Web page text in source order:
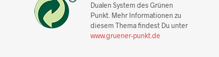
Dualen System des Grünen
Punkt. Mehr Informationen zu
diesem Thema findest Du unter
www.gruener-punkt.de